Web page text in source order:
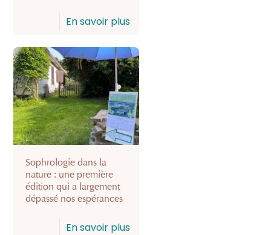
En savoir plus
Sophrologie dans la
nature : une première
édition qui a largement
dépassé nos espérances
En savoir plus